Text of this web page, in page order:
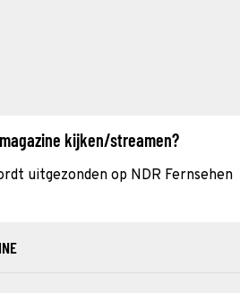
kijken/streamen?
uitgezonden op NDR Fernsehen